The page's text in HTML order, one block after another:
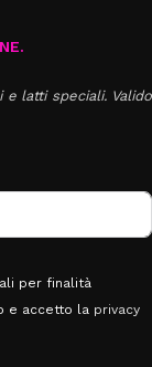
e latti speciali. Valido
per finalità
e accetto la privacy